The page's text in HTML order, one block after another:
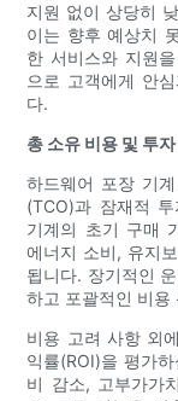
지원 없이 상당히
이는 향후 예상치
한 서비스와 지원
으로 고객에게 안
다.
총 소유 비용 및 투
하드웨어 포장 기
(TCO)과 잠재적
기계의 초기 구매
에너지 소비, 유지
됩니다. 장기적인
하고 포괄적인 비용
비용 고려 사항 외
익률(ROI)을 평가
비 감소, 고부가가